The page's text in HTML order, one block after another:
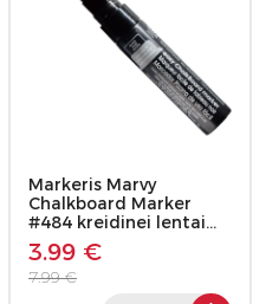
Markeris Marvy
Chalkboard Marker
#484 kreidinei lentai…
3.99 €
7.99 €